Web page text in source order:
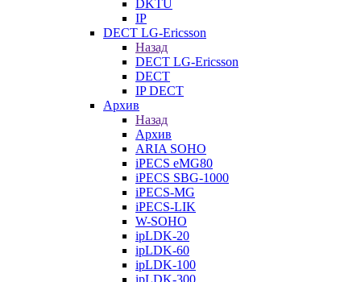
DKTU
IP
DECT LG-Ericsson
Назад
DECT LG-Ericsson
DECT
IP DECT
Архив
Назад
Архив
ARIA SOHO
iPECS eMG80
iPECS SBG-1000
iPECS-MG
iPECS-LIK
W-SOHO
ipLDK-20
ipLDK-60
ipLDK-100
ipLDK-300